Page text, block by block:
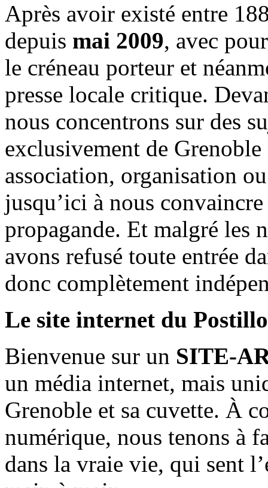
Après avoir existé entre
depuis mai 2009, avec
le créneau porteur et
presse locale critique.
nous concentrons sur des
exclusivement de
association, organisation
jusqu’ici à nous
propagande. Et malgré les
avons refusé toute entrée
donc complètement
Le site internet du
Bienvenue sur un SITE-
un média internet, mais
Grenoble et sa cuvette. À
numérique, nous tenons à
dans la vraie vie, qui sent